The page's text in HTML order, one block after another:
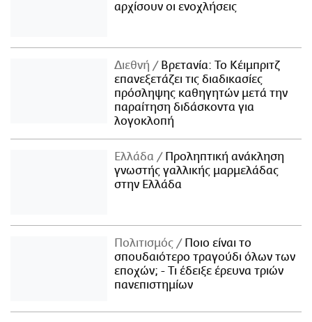
αρχίσουν οι ενοχλήσεις
Διεθνή
Βρετανία: Το Κέιμπριτζ
επανεξετάζει τις διαδικασίες
πρόσληψης καθηγητών μετά την
παραίτηση διδάσκοντα για
λογοκλοπή
Ελλάδα
Προληπτική ανάκληση
γνωστής γαλλικής μαρμελάδας
στην Ελλάδα
Πολιτισμός
Ποιο είναι το
σπουδαιότερο τραγούδι όλων των
εποχών; - Τι έδειξε έρευνα τριών
πανεπιστημίων